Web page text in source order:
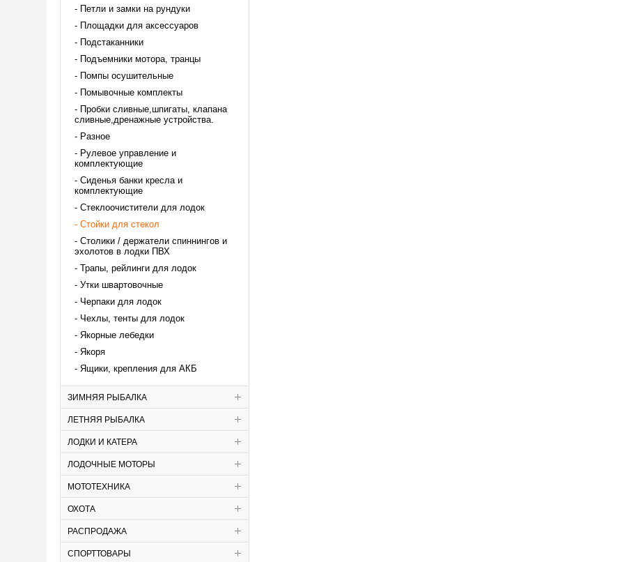
Петли и замки на рундуки
Площадки для аксессуаров
Подстаканники
Подъемники мотора, транцы
Помпы осушительные
Помывочные комплекты
Пробки сливные,шпигаты, клапана
сливные,дренажные устройства.
Разное
Рулевое управление и
комплектующие
Сиденья банки кресла и
комплектующие
Стеклоочистители для лодок
Стойки для стекол
Столики / держатели спиннингов и
эхолотов в лодки ПВХ
Трапы, рейлинги для лодок
Утки швартовочные
Черпаки для лодок
Чехлы, тенты для лодок
Якорные лебедки
Якоря
Ящики, крепления для АКБ
ЗИМНЯЯ РЫБАЛКА
ЛЕТНЯЯ РЫБАЛКА
ЛОДКИ И КАТЕРА
ЛОДОЧНЫЕ МОТОРЫ
МОТОТЕХНИКА
ОХОТА
РАСПРОДАЖА
СПОРТТОВАРЫ